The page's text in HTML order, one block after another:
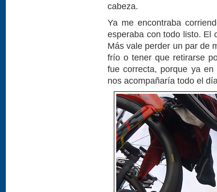
cabeza.
Ya me encontraba
esperaba con todo listo. El
Más vale perder un par de
frío o tener que retirarse
fue correcta, porque ya
nos acompañaría todo el